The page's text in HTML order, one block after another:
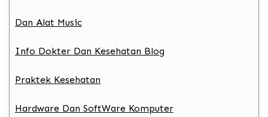
Dan Alat Music
Info Dokter Dan Kesehatan Blog
Praktek Kesehatan
Hardware Dan SoftWare Komputer